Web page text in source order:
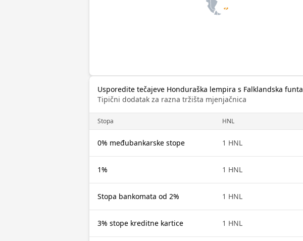
Usporedite tečajeve Honduraška lempira s Falklandska funta
Tipični dodatak za razna tržišta mjenjačnica
Stopa HNL
0% međubankarske stope 1 HNL
1% 1 HNL
Stopa bankomata od 2% 1 HNL
3% stope kreditne kartice 1 HNL